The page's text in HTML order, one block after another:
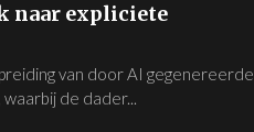
naar expliciete
van door AI gegenereerde
de dader...